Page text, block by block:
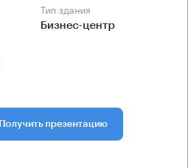
Тип здания
Бизнес-центр
Получить презентацию